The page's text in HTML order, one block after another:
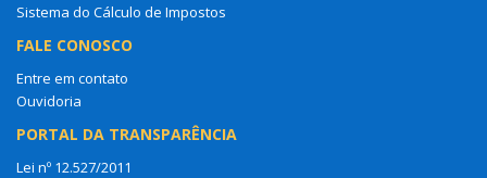
Sistema do Cálculo de Impostos
FALE CONOSCO
Entre em contato
Ouvidoria
PORTAL DA TRANSPARÊNCIA
Lei nº 12.527/2011